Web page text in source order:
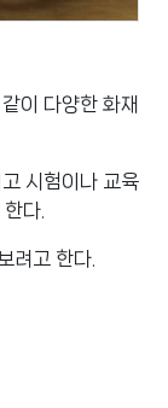
이 다양한 화재
시험이나 교육
다.
려고 한다.